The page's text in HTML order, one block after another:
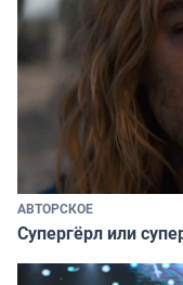
АВТОРСКОЕ
Супергёрл или